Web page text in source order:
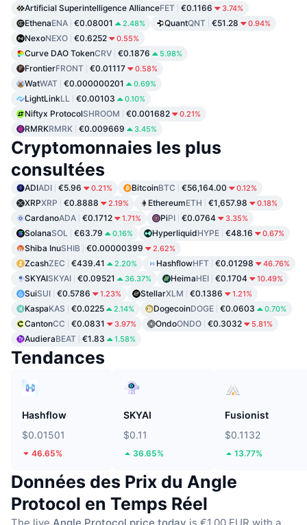
Artificial Superintelligence AllianceFET €0.1166 3.74%
EthenaENA €0.08001 2.48% QuantQNT €51.28 0.94%
NexoNEXO €0.6252 0.55%
Curve DAO TokenCRV €0.1876 5.98%
FrontierFRONT €0.01117 0.58%
WatWAT €0.000000201 0.69%
LightLinkLL €0.00103 0.10%
Niftyx ProtocolSHROOM €0.001682 0.21%
RMRKRMRK €0.009669 3.45%
Cryptomonnaies les plus
consultées
ADIADI €5.96 0.21% BitcoinBTC €56,164.00 0.12%
XRPXRP €0.8888 2.19% EthereumETH €1,657.98 0.18%
CardanoADA €0.1712 1.71% PiPI €0.0764 3.35%
SolanaSOL €63.79 0.16% HyperliquidHYPE €48.16 0.67%
Shiba InuSHIB €0.00000399 2.62%
ZcashZEC €439.41 2.20% HashflowHFT €0.01298 46.76%
SKYAISKYAI €0.09521 36.37% HeimaHEI €0.1704 10.49%
SuiSUI €0.5786 1.23% StellarXLM €0.1386 1.21%
KaspaKAS €0.0225 2.14% DogecoinDOGE €0.0603 0.70%
CantonCC €0.0831 3.97% OndoONDO €0.3032 5.81%
AudieraBEAT €1.83 1.58%
Tendances
Hashflow
$0.01501
46.65%
SKYAI
$0.11
36.65%
Fusionist
$0.1132
13.77%
Données des Prix du Angle
Protocol en Temps Réel
The live Angle Protocol price today is €1.00 EUR with a